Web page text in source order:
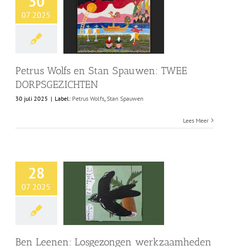
07 2025
Petrus Wolfs en Stan Spauwen: TWEE
DORPSGEZICHTEN
30 juli 2025 | Label: Petrus Wolfs, Stan Spauwen
Lees Meer
28
07 2025
Ben Leenen: Losgezongen werkzaamheden